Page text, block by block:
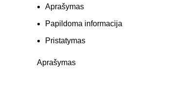
Aprašymas
Papildoma informacija
Pristatymas
Aprašymas